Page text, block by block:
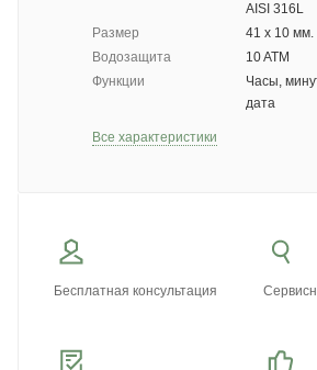
AISI 316L
Размер
41 x 10 мм.
Водозащита
10 ATM
Функции
Часы,
дата
Все характеристики
Бесплатная консультация